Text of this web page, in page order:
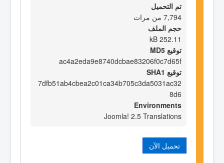
تم التحميل
7,794 من مرات
حجم الملف
252.11 kB
توقيع MD5
ac4a2eda9e8740dcbae83206f0c7d65f
توقيع SHA1
7dfb51ab4cbea2c01ca34b705c3da5031ac32
8d6
Environments
Joomla! 2.5 Translations
تحميل الآن